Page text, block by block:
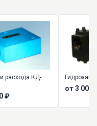
расхода КД-
₽
от 3 000